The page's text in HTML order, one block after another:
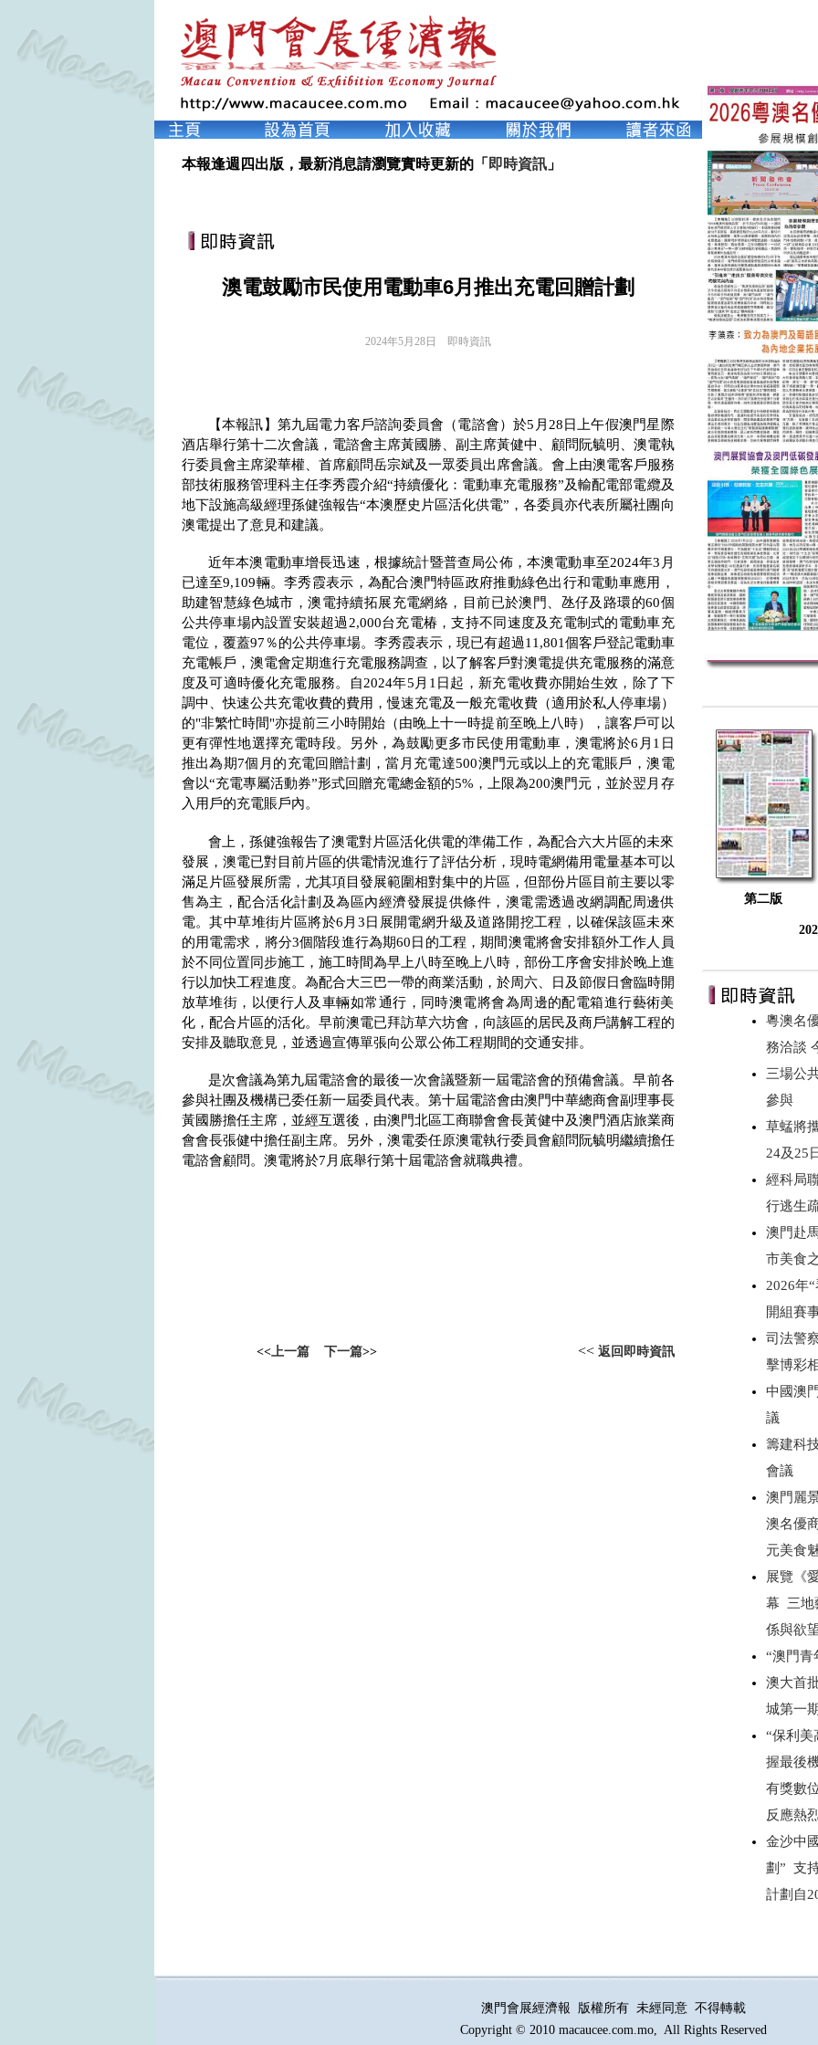
本報逢週四出版，最新消息請瀏覽實時更新的「 即時資訊」
澳電鼓勵市民使用電動車6月推出充電回贈計劃
2024年5月28日 即時資訊
【本報訊】第九屆電力客戶諮詢委員會（電諮會）於5 月 28 日上午假澳門星際
酒店舉行第十二次會議，電諮會主席黃國勝、副主席黃健中、顧問阮毓明、澳電執
行委員會主席梁華權、首席顧問岳宗斌及一眾委員出席會議。會上由澳電客戶服務
部技術服務管理科主任李秀霞介紹“持續優化：電動車充電服務”及輸配電部電纜及
地下設施高級經理孫健強報告“本澳歷史片區活化供電” ，各委員亦代表所屬社團向
澳電提出了意見和建議。
近年本澳電動車增長迅速，根據統計暨普查局公佈，本澳電動車至2024年3 月
已達至9,109輛。李秀霞表示，為配合澳門特區政府推動綠色出行和電動車應用，
助建智慧綠色城市，澳電持續拓展充電網絡，目前已於澳門、氹仔及路環的60個
公共停車場內設置安裝超過2,000台充電椿，支持不同速度及充電制式的電動車充
電位，覆蓋97 ％的公共停車場。李秀霞表示，現已有超過11,801個客戶登記電動車
充電帳戶，澳電會定期進行充電服務調查，以了解客戶對澳電提供充電服務的滿意
度及可適時優化充電服務。自2024年5月 1 日起，新充電收費亦開始生效，除了下
調中、快速公共充電收費的費用，慢速充電及一般充電收費（適用於私人停車場）
的"非繁忙時間"亦提前三小時開始（由晚上十一時提前至晚上八時），讓客戶可以
更有彈性地選擇充電時段。另外，為鼓勵更多市民使用電動車，澳電將於6 月 1 日
推出為期7個月的充電回贈計劃，當月充電達500澳門元或以上的充電賬戶，澳電
會以“充電專屬活動券”形式回贈充電總金額的5% ，上限為200澳門元，並於翌月存
入用戶的充電賬戶內。
會上，孫健強報告了澳電對片區活化供電的準備工作，為配合六大片區的未來
發展，澳電已對目前片區的供電情況進行了評估分析，現時電網備用電量基本可以
滿足片區發展所需，尤其項目發展範圍相對集中的片區，但部份片區目前主要以零
售為主，配合活化計劃及為區內經濟發展提供條件，澳電需透過改網調配周邊供
電。其中草堆街片區將於6 月 3日展開電網升級及道路開挖工程，以確保該區未來
的用電需求，將分3個階段進行為期60日的工程，期間澳電將會安排額外工作人員
於不同位置同步施工，施工時間為早上八時至晚上八時，部份工序會安排於晚上進
行以加快工程進度。為配合大三巴一帶的商業活動，於周六、日及節假日會臨時開
放草堆街，以便行人及車輛如常通行，同時澳電將會為周邊的配電箱進行藝術美
化，配合片區的活化。早前澳電已拜訪草六坊會，向該區的居民及商戶講解工程的
安排及聽取意見，並透過宣傳單張向公眾公佈工程期間的交通安排。
是次會議為第九屆電諮會的最後一次會議暨新一屆電諮會的預備會議。早前各
參與社團及機構已委任新一屆委員代表。第十屆電諮會由澳門中華總商會副理事長
黃國勝擔任主席，並經互選後，由澳門北區工商聯會會長黃健中及澳門酒店旅業商
會會長張健中擔任副主席。另外，澳電委任原澳電執行委員會顧問阮毓明繼續擔任
電諮會顧問。澳電將於7 月底舉行第十屆電諮會就職典禮。
<<上一篇 下一篇>> << 返回即時資訊
第二版
粵澳名
務洽談
三場公
參與
草蜢將
24及25
經科局
行逃生
澳門赴
市美食
2026年
開組賽
司法警
擊博彩
中國澳
議
籌建科
會議
澳門麗
澳名優
元美食
展覽《
幕 三地
係與欲
“澳門
澳大首
城第一
“保利
握最後
有獎數
反應熱
金沙中
劃” 支
計劃自
澳門會展經濟報 版權所有 未經同意 不得轉載
Copyright © 2010 macaucee.com.mo, All Rights Reserved